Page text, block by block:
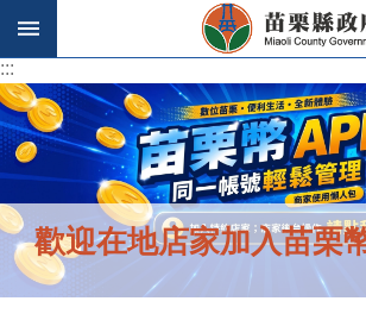
跳到主要內容區塊
:::
:::
歡迎在地店家加入苗栗